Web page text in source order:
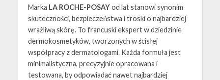
Marka LA ROCHE-POSAYod lat stanowi synonim
skuteczności, bezpieczeństwa i troski o najbardziej
wrażliwą skórę. To francuski ekspert w dziedzinie
dermokosmetyków, tworzonych w ścisłej
współpracy z dermatologami. Każda formuła jest
minimalistyczna, precyzyjnie opracowana i
testowana, by odpowiadać nawet najbardziej